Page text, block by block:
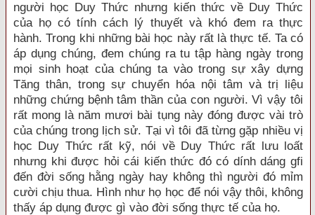
người học Duy Thức nhưng kiến thức về Duy Thức
của họ có tính cách lý thuyết và khó đem ra thực
hành. Trong khi những bài học này rất là thực tế. Ta có
áp dụng chúng, đem chúng ra tu tập hàng ngày trong
mọi sinh hoạt của chúng ta vào trong sự xây dựng
Tăng thân, trong sự chuyển hóa nội tâm và trị liệu
những chứng bệnh tâm thần của con người. Vì vậy tôi
rất mong là năm mươi bài tụng này đóng được vài trò
của chúng trong lịch sử. Tại vì tôi đã từng gặp nhiều vị
học Duy Thức rất kỹ, nói về Duy Thức rất lưu loất
nhưng khi được hỏi cái kiến thức đó có dính dáng gfi
đến đời sống hằng ngày hay không thì người đó mỉm
cười chịu thua. Hình như họ học để nói vậy thôi, không
thấy áp dụng được gì vào đời sống thực tế của họ.